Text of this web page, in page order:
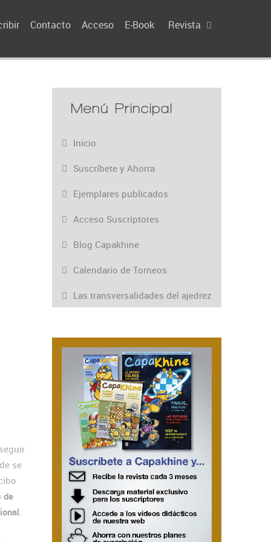
Contacto Acceso E-Book Revista
se
de
Menú Principal
Inicio
Suscríbete y Ahorra
Ejemplares publicados
Acceso Suscriptores
Blog Capakhine
Calendario de Torneos
Las transversalidades del ajedrez